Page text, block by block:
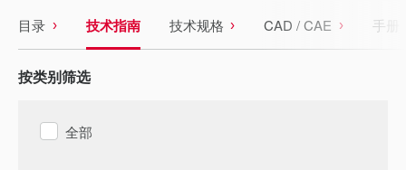
目录 技术指南 技术规格 CAD / CAE 手册
按类别筛选
全部